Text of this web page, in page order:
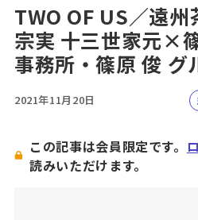
TWO OF US／遠
宗実 十三世家元×
事務所・篠原 俊 グ
2021年11月20日
この記事は会員限定です。
読みいただけます。